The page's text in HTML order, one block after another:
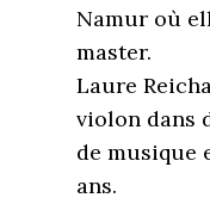
Namur où
master.
Laure
violon dans
de musique
ans.